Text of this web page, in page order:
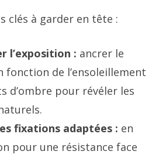
clés à garder en tête :
l’exposition : ancrer le
fonction de l’ensoleillement
d’ombre pour révéler les
fixations adaptées : en
pour une résistance face